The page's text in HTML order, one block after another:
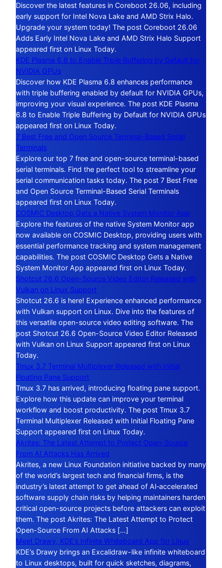
Discover the latest features in Coreboot 26.06, including
early support for Intel Nova Lake and AMD Strix Halo.
Upgrade your system today! The post Coreboot 26.06
Adds Early Intel Nova Lake and AMD Strix Halo Support
appeared first on Linux Today.
KDE Plasma 6.8 to Enable Triple Buffering by Default for
NVIDIA GPUs
Discover how KDE Plasma 6.8 enhances performance
with triple buffering enabled by default for NVIDIA GPUs,
improving your visual experience. The post KDE Plasma
6.8 to Enable Triple Buffering by Default for NVIDIA GPUs
appeared first on Linux Today.
7 Best Free and Open Source Terminal-Based Serial
Terminals
Explore our top 7 free and open-source terminal-based
serial terminals. Find the perfect tool to streamline your
serial communication tasks today. The post 7 Best Free
and Open Source Terminal-Based Serial Terminals
appeared first on Linux Today.
COSMIC Desktop Gets a Native System Monitor App
Explore the features of the native System Monitor app
now available on COSMIC Desktop, providing users with
essential performance tracking and system management
capabilities. The post COSMIC Desktop Gets a Native
System Monitor App appeared first on Linux Today.
Shotcut 26.6 Open-Source Video Editor Released with
Vulkan on Linux Support
Shotcut 26.6 is here! Experience enhanced performance
with Vulkan support on Linux. Dive into the features of
this versatile open-source video editing software. The
post Shotcut 26.6 Open-Source Video Editor Released
with Vulkan on Linux Support appeared first on Linux
Today.
Tmux 3.7 Terminal Multiplexer Released with Initial
Floating Pane Support
Tmux 3.7 has arrived, introducing floating pane support.
Explore how this update can improve your terminal
workflow and boost productivity. The post Tmux 3.7
Terminal Multiplexer Released with Initial Floating Pane
Support appeared first on Linux Today.
Akrites: The Latest Attempt to Protect Open-Source
From AI Attacks Has Arrived
Akrites, a new Linux Foundation initiative backed by many
of the world’s largest tech and financial firms, is the
industry’s latest attempt to get ahead of AI‑accelerated
software supply chain risks by helping maintainers harden
critical open-source projects before attackers can exploit
them. The post Akrites: The Latest Attempt to Protect
Open-Source From AI Attacks […]
Meet Drawy, KDE’s Infinite Whiteboard App for Linux
KDE’s Drawy brings an Excalidraw-like infinite whiteboard
to Linux desktops, built for quick sketches, diagrams,